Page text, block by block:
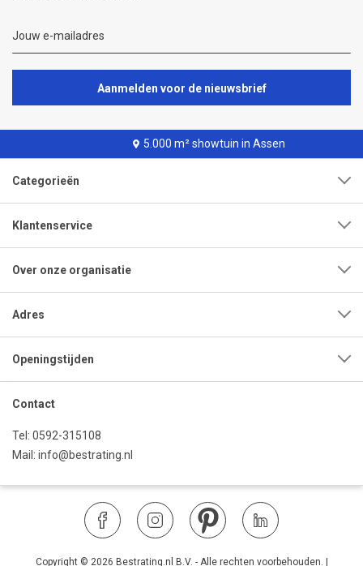
Aanmelden voor de nieuwsbrief
5.000 m² showtuin in Assen
Categorieën
Klantenservice
Over onze organisatie
Adres
Openingstijden
Contact
Tel: 0592-315108
Mail: info@bestrating.nl
Copyright © 2026 Bestrating.nl B.V. - Alle rechten voorbehouden.